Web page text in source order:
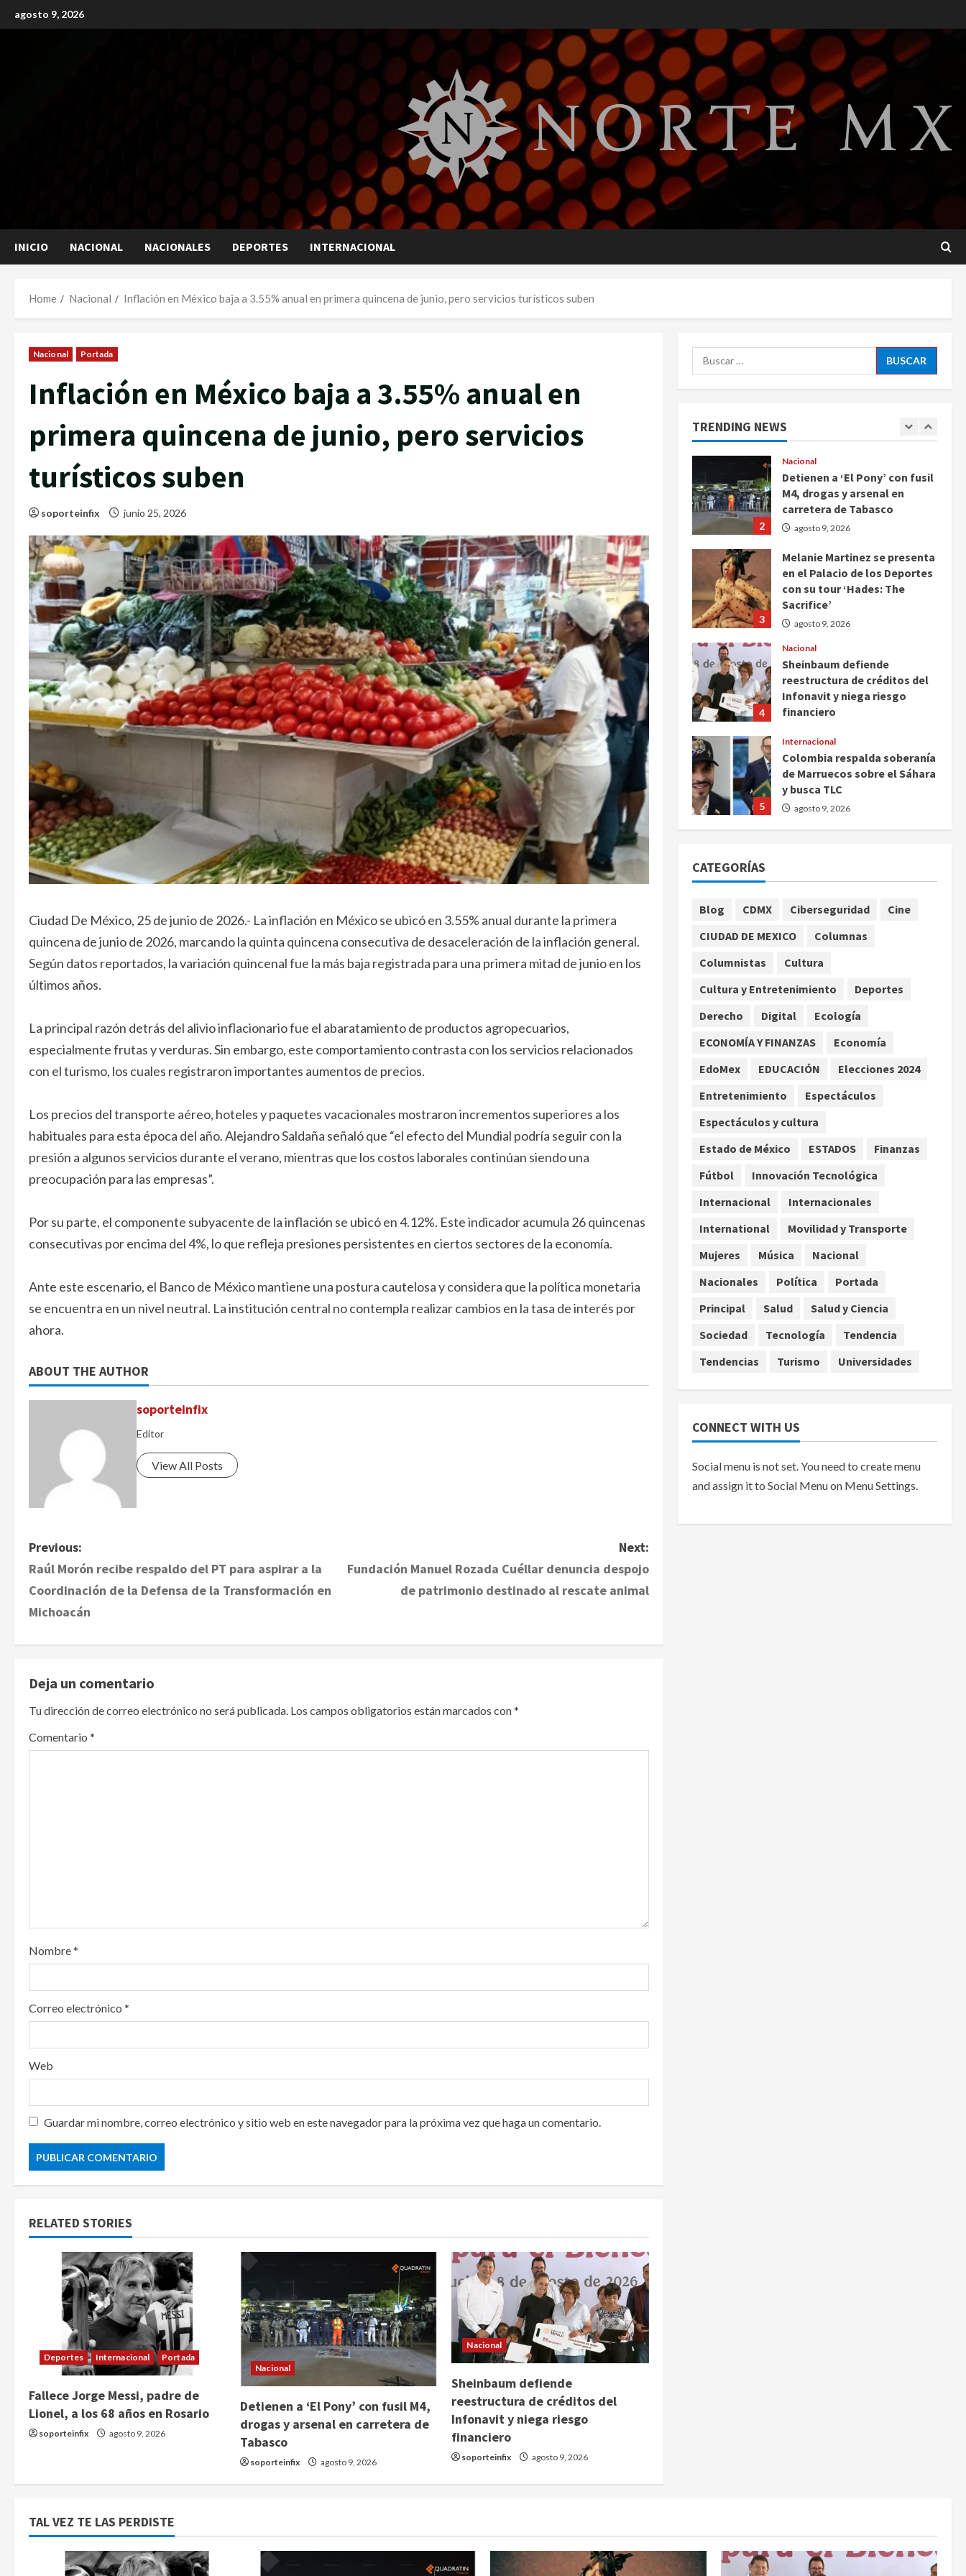
to
agosto 9, 2026
INICIO NACIONAL NACIONALES DEPORTES INTERNACIONAL
Home Nacional Inflación en México baja a 3.55% anual en primera quincena de junio, pero servicios turísticos suben
Nacional Portada
Inflación en México baja a 3.55% anual en
primera quincena de junio, pero servicios
turísticos suben
soporteinfix junio 25, 2026
Ciudad De México, 25 de junio de 2026.- La inflación en México se ubicó en 3.55% anual durante la primera
quincena de junio de 2026, marcando la quinta quincena consecutiva de desaceleración de la inflación general.
Según datos reportados, la variación quincenal fue la más baja registrada para una primera mitad de junio en los
últimos años.
La principal razón detrás del alivio inflacionario fue el abaratamiento de productos agropecuarios,
especialmente frutas y verduras. Sin embargo, este comportamiento contrasta con los servicios relacionados
con el turismo, los cuales registraron importantes aumentos de precios.
Los precios del transporte aéreo, hoteles y paquetes vacacionales mostraron incrementos superiores a los
habituales para esta época del año. Alejandro Saldaña señaló que “el efecto del Mundial podría seguir con la
presión a algunos servicios durante el verano, mientras que los costos laborales continúan siendo una
preocupación para las empresas”.
Por su parte, el componente subyacente de la inflación se ubicó en 4.12%. Este indicador acumula 26 quincenas
consecutivas por encima del 4%, lo que refleja presiones persistentes en ciertos sectores de la economía.
Ante este escenario, el Banco de México mantiene una postura cautelosa y considera que la política monetaria
se encuentra en un nivel neutral. La institución central no contempla realizar cambios en la tasa de interés por
ahora.
ABOUT THE AUTHOR
soporteinfix
Editor
View All Posts
P
o
s
t
n
a
v
n
Previous:
Raúl Morón recibe respaldo del PT para aspirar a la
Coordinación de la Defensa de la Transformación en
Michoacán
Next:
Fundación Manuel Rozada Cuéllar denuncia despojo
de patrimonio destinado al rescate animal
Deja un comentario
Tu dirección de correo electrónico no será publicada. Los campos obligatorios están marcados con*
Comentario *
Nombre*
Correo electrónico *
Web
Guardar mi nombre, correo electrónico y sitio web en este navegador para la próxima vez que haga un comentario.
RELATED STORIES
Deportes Internacional Portada
Fallece Jorge Messi, padre de
Lionel, a los 68 años en Rosario
soporteinfix agosto 9, 2026
Nacional
Detienen a ‘El Pony’ con fusil M4,
drogas y arsenal en carretera de
Tabasco
soporteinfix agosto 9, 2026
Nacional
Sheinbaum defiende
reestructura de créditos del
Infonavit y niega riesgo
financiero
soporteinfix agosto 9, 2026
Buscar:
TRENDING NEWS
2
M4, drogas y arsenal en
carretera de Tabasco
agosto 9, 2026
3
Melanie Martinez se presenta
en el Palacio de los Deportes
con su tour ‘Hades: The
Sacrifice’
Infonavit y niega riesgo
agosto 9, 2026
y busca TLC
1
Portada
2
Nacional
Detienen a ‘El Pony’ con fusil
M4, drogas y arsenal en
carretera de Tabasco
agosto 9, 2026
3
Melanie Martinez se presenta
en el Palacio de los Deportes
con su tour ‘Hades: The
Sacrifice’
agosto 9, 2026
4
Nacional
Sheinbaum defiende
reestructura de créditos del
Infonavit y niega riesgo
financiero
5
Internacional
Colombia respalda soberanía
de Marruecos sobre el Sáhara
y busca TLC
agosto 9, 2026
Rosario
2
Detienen a ‘El Pony’ con fusil
M4, drogas y arsenal en
agosto 9, 2026
Melanie Martinez se presenta
en el Palacio de los Deportes
Sacrifice’
agosto 9, 2026
4
Sheinbaum defiende
reestructura de créditos del
financiero
agosto 9, 2026
Internacional
Colombia respalda soberanía
y busca TLC
agosto 9, 2026
CATEGORÍAS
Blog CDMX Ciberseguridad
Cine
CIUDAD DE MEXICO
Columnas
Columnistas
Cultura
Cultura y Entretenimiento
Deportes
Derecho
Digital
Ecología
ECONOMÍA Y FINANZAS
Economía
EdoMex
EDUCACIÓN
Elecciones 2024
Entretenimiento
Espectáculos
Espectáculos y cultura
Estado de México
ESTADOS
Finanzas
Fútbol
Innovación Tecnológica
Internacional
Internacionales
International
Movilidad y Transporte
Mujeres
Música
Nacional
Nacionales
Política
Portada
Principal
Salud
Salud y Ciencia
Sociedad
Tecnología
Tendencia
Tendencias
Turismo Universidades
CONNECT WITH US
Social menu is not set. You need to create menu
and assign it to Social Menu on Menu Settings.
TAL VEZ TE LAS PERDISTE